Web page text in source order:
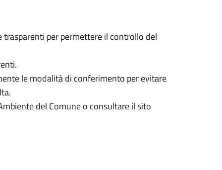
per permettere il controllo del
le modalità di conferimento per evitare
del Comune o consultare il sito